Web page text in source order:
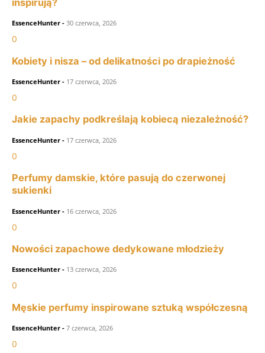
EssenceHunter - 30 czerwca, 2026
0
Kobiety i nisza – od delikatności po drapieżność
EssenceHunter - 17 czerwca, 2026
0
Jakie zapachy podkreślają kobiecą niezależność?
EssenceHunter - 17 czerwca, 2026
0
Perfumy damskie, które pasują do czerwonej
sukienki
EssenceHunter - 16 czerwca, 2026
0
Nowości zapachowe dedykowane młodzieży
EssenceHunter - 13 czerwca, 2026
0
Męskie perfumy inspirowane sztuką współczesną
EssenceHunter - 7 czerwca, 2026
0